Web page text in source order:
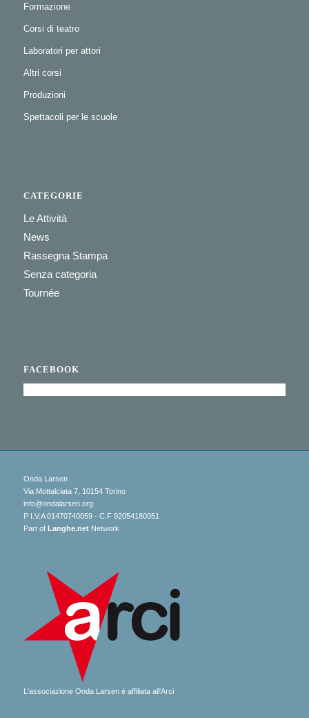
Formazione
Corsi di teatro
Laboratori per attori
Altri corsi
Produzioni
Spettacoli per le scuole
CATEGORIE
Le Attività
News
Rassegna Stampa
Senza categoria
Tournée
FACEBOOK
Onda Larsen
Via Mottalciata 7, 10154 Torino
info@ondalarsen.org
P I.V.A 01470740059 - C.F 92054180051
Part of Langhe.netNetwork
L'associazione Onda Larsen è affiliata all'Arci